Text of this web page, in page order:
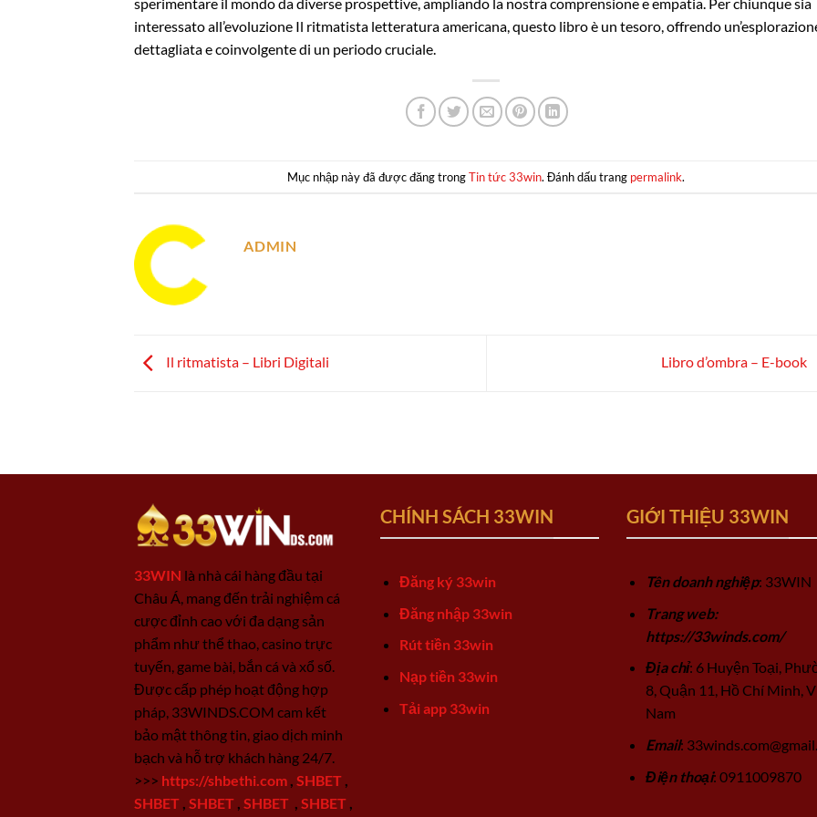
sperimentare il mondo da diverse prospettive, ampliando la nostra comprensione e empatia. Per chiunque sia
interessato all’evoluzione Il ritmatista letteratura americana, questo libro è un tesoro, offrendo
dettagliata e coinvolgente di un periodo cruciale.
Mục nhập này đã được đăng trongTin tức 33win. Đánh dấu trang permalink.
ADMIN
Il ritmatista – Libri Digitali Libro d’ombra – E-book
33WIN là nhà cái hàng đầu tại
Châu Á, mang đến trải nghiệm cá
cược đỉnh cao với đa dạng sản
phẩm như thể thao, casino trực
tuyến, game bài, bắn cá và xổ số.
Được cấp phép hoạt động hợp
pháp, 33WINDS.COM cam kết
bảo mật thông tin, giao dịch minh
bạch và hỗ trợ khách hàng 24/7.
>>> https://shbethi.com SHBET
SHBET SHBET SHBET SHBET
CHÍNH SÁCH 33WIN
Đăng ký 33win
Đăng nhập 33win
Rút tiền 33win
Nạp tiền 33win
Tải app 33win
GIỚI THIỆU 33WIN
Tên doanh nghiệp: 33WIN
Trang web:
https://33winds.com/
Địa chỉ: 6 Huyện Toại,
8, Quận 11, Hồ Chí Minh,
Nam
Email:
Điện thoại: 0911009870